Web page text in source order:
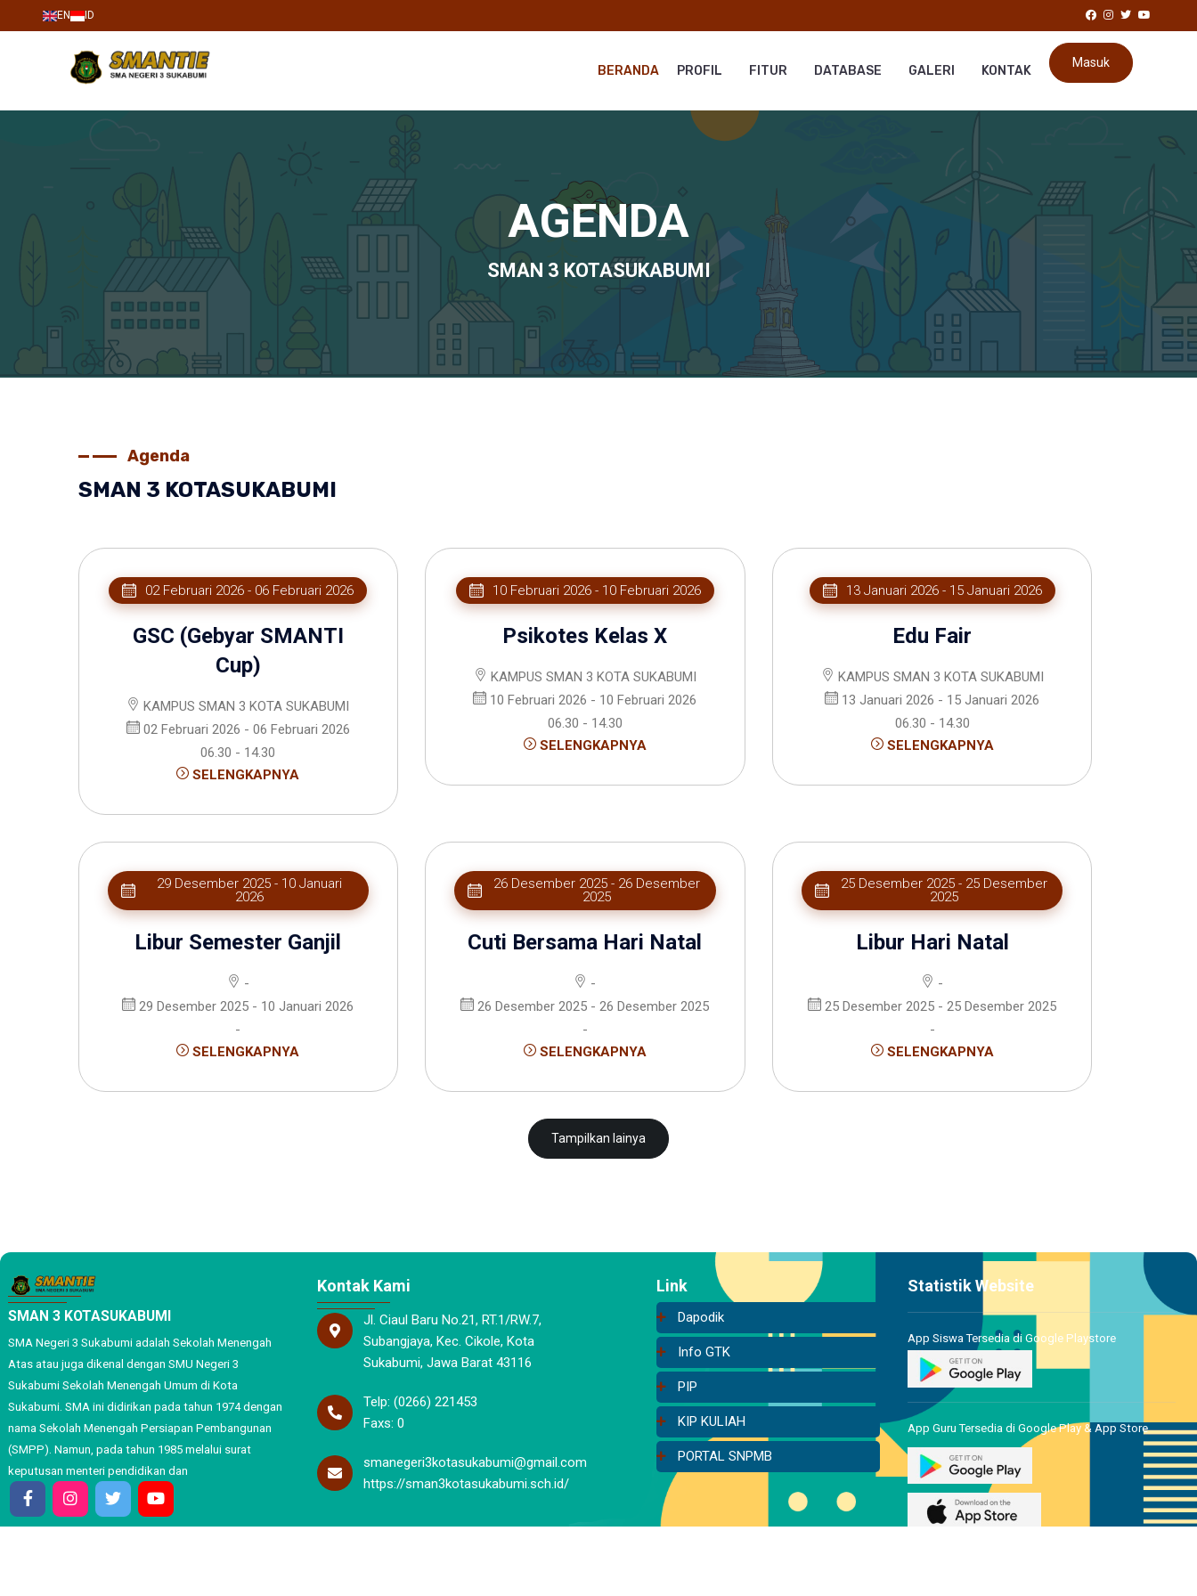
EN ID
Masuk
BERANDA PROFIL FITUR DATABASE GALERI KONTAK
AGENDA
SMAN 3 KOTASUKABUMI
Agenda
SMAN 3 KOTASUKABUMI
02 Februari 2026 - 06 Februari 2026
GSC (Gebyar SMANTI
Cup)
KAMPUS SMAN 3 KOTA SUKABUMI
02 Februari 2026 - 06 Februari 2026
06.30 - 14.30
SELENGKAPNYA
10 Februari 2026 - 10 Februari 2026
Psikotes Kelas X
KAMPUS SMAN 3 KOTA SUKABUMI
10 Februari 2026 - 10 Februari 2026
06.30 - 14.30
SELENGKAPNYA
13 Januari 2026 - 15 Januari 2026
Edu Fair
KAMPUS SMAN 3 KOTA SUKABUMI
13 Januari 2026 - 15 Januari 2026
06.30 - 14.30
SELENGKAPNYA
29 Desember 2025 - 10 Januari
2026
Libur Semester Ganjil
-
29 Desember 2025 - 10 Januari 2026
-
SELENGKAPNYA
26 Desember 2025 - 26 Desember
2025
Cuti Bersama Hari Natal
-
26 Desember 2025 - 26 Desember 2025
-
SELENGKAPNYA
25 Desember 2025 - 25 Desember
2025
Libur Hari Natal
-
25 Desember 2025 - 25 Desember 2025
-
SELENGKAPNYA
Tampilkan lainya
SMAN 3 KOTASUKABUMI
SMA Negeri 3 Sukabumi adalah Sekolah Menengah
Atas atau juga dikenal dengan SMU Negeri 3
Sukabumi Sekolah Menengah Umum di Kota
Sukabumi. SMA ini didirikan pada tahun 1974 dengan
nama Sekolah Menengah Persiapan Pembangunan
(SMPP). Namun, pada tahun 1985 melalui surat
keputusan menteri pendidikan dan
Kontak Kami
Jl. Ciaul Baru No.21, RT.1/RW.7,
Subangjaya, Kec. Cikole, Kota
Sukabumi, Jawa Barat 43116
Telp: (0266) 221453
Faxs: 0
smanegeri3kotasukabumi@gmail.com
https://sman3kotasukabumi.sch.id/
Link
Dapodik
Info GTK
PIP
KIP KULIAH
PORTAL SNPMB
Statistik Website
App Siswa Tersedia di Google Playstore
App Guru Tersedia di Google Play & App Store